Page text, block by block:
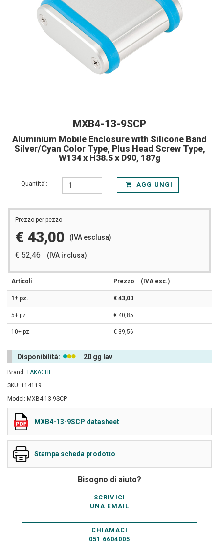
MXB4-13-9SCP
Aluminium Mobile Enclosure with Silicone Band
Silver/Cyan Color Type, Plus Head Screw Type,
W134 x H38.5 x D90, 187g
Quantità': AGGIUNGI
Prezzo per pezzo
€ 43,00 (IVA esclusa)
€ 52,46 (IVA inclusa)
Articoli Prezzo (IVA esc.)
1+ pz. € 43,00
5+ pz. € 40,85
10+ pz. € 39,56
Disponibilità: 20 gg lav
Brand: TAKACHI
SKU: 114119
Model: MXB4-13-9SCP
MXB4-13-9SCP datasheet
Stampa scheda prodotto
Bisogno di aiuto?
SCRIVICI
UNA EMAIL
CHIAMACI
051 6604005